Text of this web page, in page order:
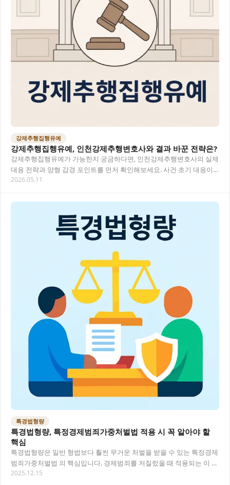
강제추행집행유예
강제추행집행유예, 인천강제추행변호사와 결과 바꾼 전략은?
강제추행집행유예가 가능한지 궁금하다면, 인천강제추행변호사의 실제
대응 전략과 양형 감경 포인트를 먼저 확인해보세요. 사건 초기 대응이
결과를 크게 좌우합니다. 목차 강제추행집행유예…
2026.05.11
특경법형량
특경법형량, 특정경제범죄가중처벌법 적용 시 꼭 알아야 할
핵심
특경법형량은 일반 형법보다 훨씬 무거운 처벌을 받을 수 있는 특정경제
범죄가중처벌법 의 핵심입니다. 경제범죄를 저질렀을 때 적용되는 이 법
률은 피해 금액과 범행 수법에 따라 형량이…
2025.12.15